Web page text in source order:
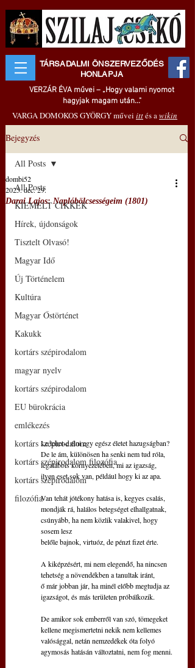
TÁRSADALMI ÖNSZERVEZŐDÉS
HONLAPJA
VERZÁR ÉVA művei – „Hogy valami nyomot
hagyjak magam után..."
VARGA DOMOKOS GYÖRGY művei ittés awikin
Bejegyzés
All Posts
KIEMELT CIKKEK
Hírek, újdonságok
Tisztelt Olvasó!
Magyar Idő
Új Történelem
Kultúra
Magyar Őstörténet
Kakukk
kortárs szépirodalom
magyar nyelv
kortárs szépirodalom
EU bürokrácia
emlékezés
kortárs szépirodalom
kortárs szépirodalom filozófia
kortárs szépirodalom
filozófia
All Posts
Darai Lajos: Naplóbölcsességeim (1801)
dombi52
2025. dec. 29.
Le lehet-e élni egy egész életet hazugságban?
De le ám, különösen ha senki nem tud róla,
legalábbis környezetében, mi az igazság,
ilyen eset sok van, például hogy ki az apa.
Van tehát jótékony hatása is, kegyes csalás,
mondják rá, halálos betegséget elhallgatnak,
csúnyább, ha nem közlik valakivel, hogy
sosem lesz
belőle bajnok, virtuóz, de pénzt fizet érte.
A kiképzésért, mi nem elegendő, ha nincsen
tehetség a növendékben a tanultak iránt,
ő már jobban jár, ha minél előbb megtudja az
igazságot, és más területen próbálkozik.
De amikor sok emberről van szó, tömegeket
kellene megismertetni nekik nem kellemes
valósággal, netán nemzedékek óta folyó
agymosás hatásán változtatni, nem fog menni.